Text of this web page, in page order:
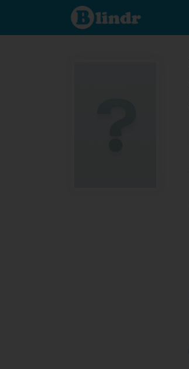
Poznej co je
pod maskou.
Seznamovací